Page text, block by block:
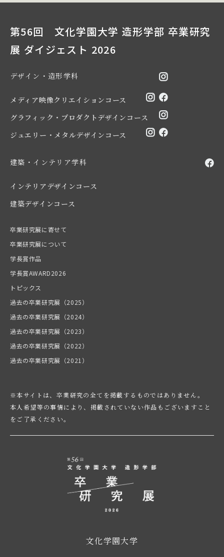
第56回 文化学園大学 造形学部 卒業研究
展 ダイジェスト 2026
デザイン・造形学科
メディア映像クリエイションコース
グラフィック・プロダクトデザインコース
ジュエリー・メタルデザインコース
建築・インテリア学科
インテリアデザインコース
建築デザインコース
卒業研究展に寄せて
卒業研究展について
学長賞作品
学長賞AWARD2026
トピックス
過去の卒業研究展（2025）
過去の卒業研究展（2024）
過去の卒業研究展（2023）
過去の卒業研究展（2022）
過去の卒業研究展（2021）
※本サイトは、卒業研究の全てを掲載するものではありません。
本人希望等の事情により、掲載されていない作品もございますこと
をご了承ください。
文化学園大学